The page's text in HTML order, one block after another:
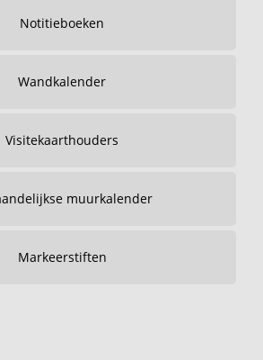
Notitieboeken
Wandkalender
Visitekaarthouders
muurkalender
Markeerstiften